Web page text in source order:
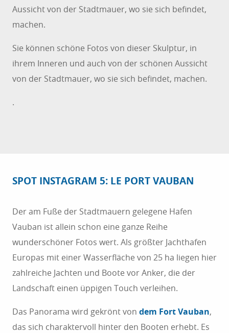
Aussicht von der Stadtmauer, wo sie sich befindet,
machen.
Sie können schöne Fotos von dieser Skulptur, in
ihrem Inneren und auch von der schönen Aussicht
von der Stadtmauer, wo sie sich befindet, machen.
.
SPOT INSTAGRAM 5: LE PORT VAUBAN
Der am Fuße der Stadtmauern gelegene Hafen
Vauban ist allein schon eine ganze Reihe
wunderschöner Fotos wert. Als größter Jachthafen
Europas mit einer Wasserfläche von 25 ha liegen hier
zahlreiche Jachten und Boote vor Anker, die der
Landschaft einen üppigen Touch verleihen.
Das Panorama wird gekrönt von dem Fort Vauban,
das sich charaktervoll hinter den Booten erhebt. Es